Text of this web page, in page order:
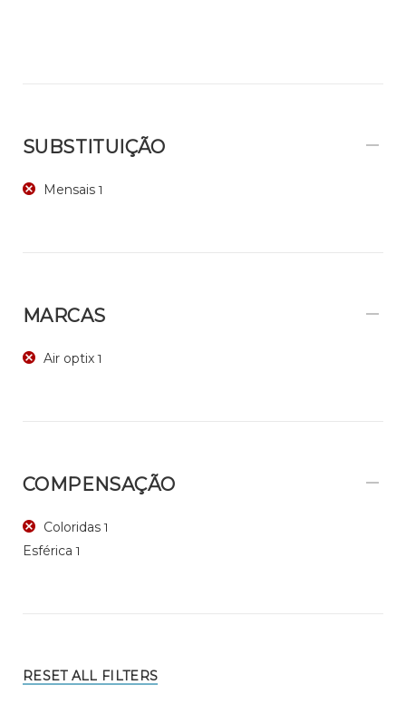
SUBSTITUIÇÃO
Mensais 1
MARCAS
Air optix 1
COMPENSAÇÃO
Coloridas 1
Esférica 1
RESET ALL FILTERS